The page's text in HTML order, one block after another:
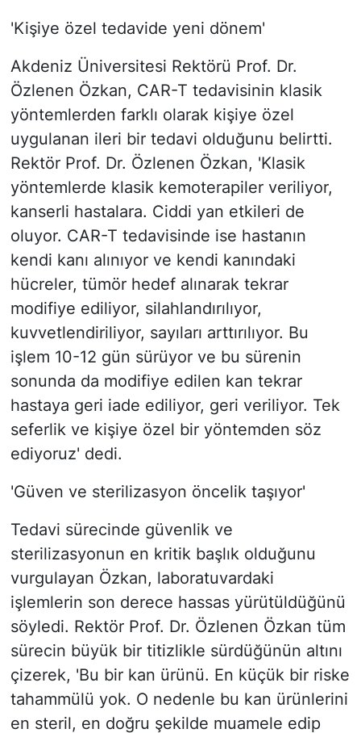
'Kişiye özel tedavide yeni dönem'
Akdeniz Üniversitesi Rektörü Prof. Dr.
Özlenen Özkan, CAR-T tedavisinin klasik
yöntemlerden farklı olarak kişiye özel
uygulanan ileri bir tedavi olduğunu belirtti.
Rektör Prof. Dr. Özlenen Özkan, 'Klasik
yöntemlerde klasik kemoterapiler veriliyor,
kanserli hastalara. Ciddi yan etkileri de
oluyor. CAR-T tedavisinde ise hastanın
kendi kanı alınıyor ve kendi kanındaki
hücreler, tümör hedef alınarak tekrar
modifiye ediliyor, silahlandırılıyor,
kuvvetlendiriliyor, sayıları arttırılıyor. Bu
işlem 10-12 gün sürüyor ve bu sürenin
sonunda da modifiye edilen kan tekrar
hastaya geri iade ediliyor, geri veriliyor. Tek
seferlik ve kişiye özel bir yöntemden söz
ediyoruz' dedi.
'Güven ve sterilizasyon öncelik taşıyor'
Tedavi sürecinde güvenlik ve
sterilizasyonun en kritik başlık olduğunu
vurgulayan Özkan, laboratuvardaki
işlemlerin son derece hassas yürütüldüğünü
söyledi. Rektör Prof. Dr. Özlenen Özkan tüm
sürecin büyük bir titizlikle sürdüğünün altını
çizerek, 'Bu bir kan ürünü. En küçük bir riske
tahammülü yok. O nedenle bu kan ürünlerini
en steril, en doğru şekilde muamele edip